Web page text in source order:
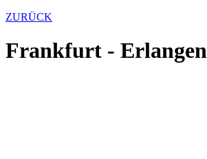
ZURÜCK
Frankfurt - Erlangen